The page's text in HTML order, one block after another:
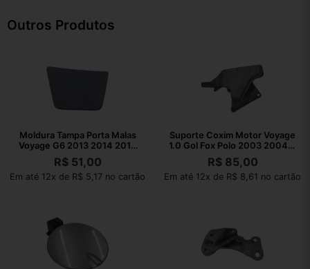
Outros Produtos
Moldura Tampa Porta Malas
Voyage G6 2013 2014 2015
2016
R$51,00
Em até 12x de R$ 5,17 no cartão
Suporte Coxim Motor Voyage
1.0 Gol Fox Polo 2003 2004 A
2021
R$85,00
Em até 12x de R$ 8,61 no cartão